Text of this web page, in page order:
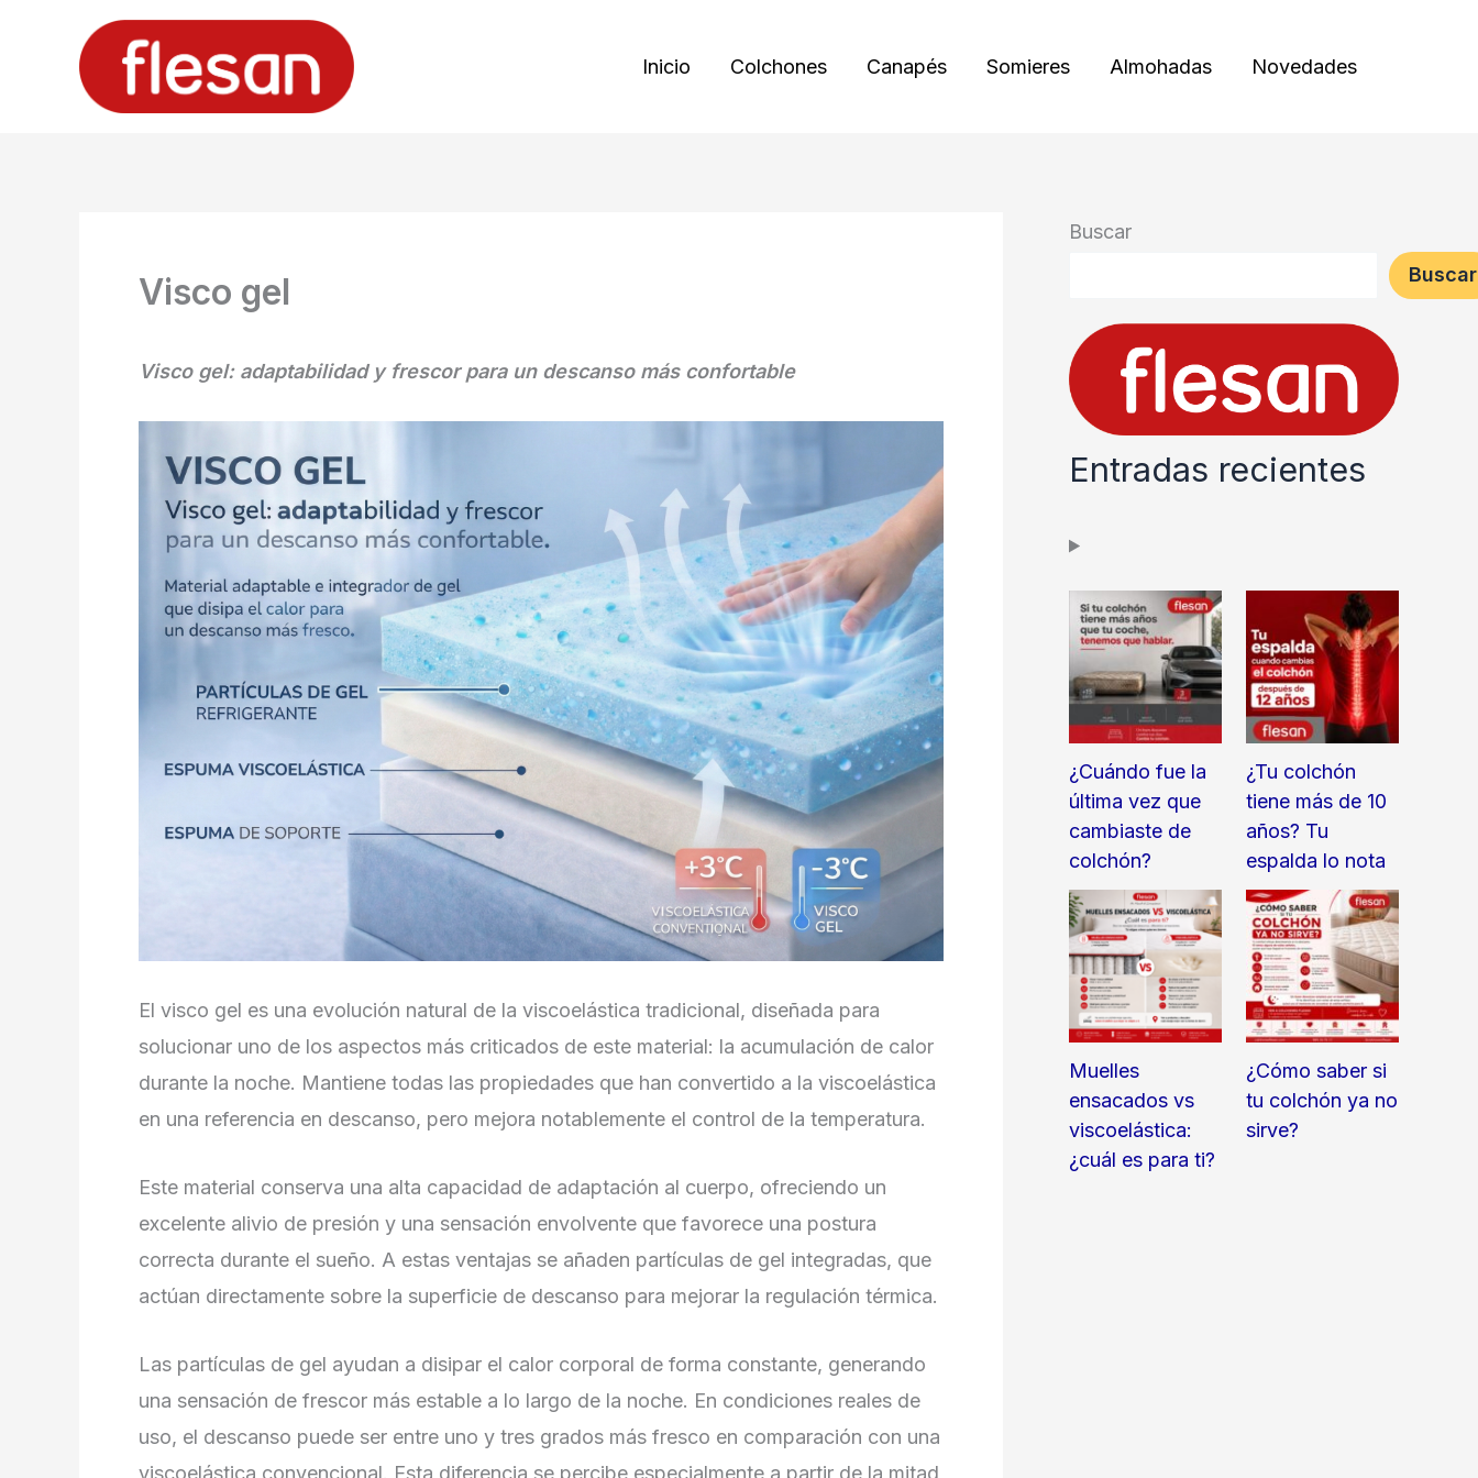
contenido
Inicio Colchones Canapés Somieres Almohadas Novedades
Visco gel
Visco gel: adaptabilidad y frescor para un descanso más confortable
El visco gel es una evolución natural de la viscoelástica tradicional, diseñada para
solucionar uno de los aspectos más criticados de este material: la acumulación de calor
durante la noche. Mantiene todas las propiedades que han convertido a la viscoelástica
en una referencia en descanso, pero mejora notablemente el control de la temperatura.
Este material conserva una alta capacidad de adaptación al cuerpo, ofreciendo un
excelente alivio de presión y una sensación envolvente que favorece una postura
correcta durante el sueño. A estas ventajas se añaden partículas de gel integradas, que
actúan directamente sobre la superficie de descanso para mejorar la regulación térmica.
Las partículas de gel ayudan a disipar el calor corporal de forma constante, generando
una sensación de frescor más estable a lo largo de la noche. En condiciones reales de
uso, el descanso puede ser entre uno y tres grados más fresco en comparación con una
viscoelástica convencional. Esta diferencia se percibe especialmente a partir de la mitad
Buscar
Buscar
Entradas recientes
¿Cuándo fue la
última vez que
cambiaste de
colchón?
¿Tu colchón
tiene más de 10
años? Tu
espalda lo nota
Muelles
ensacados vs
viscoelástica:
¿cuál es para ti?
¿Cómo saber si
tu colchón ya no
sirve?